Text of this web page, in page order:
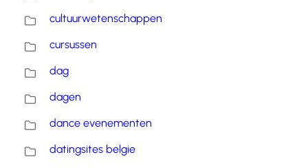
cultuurwetenschappen
cursussen
dag
dagen
dance evenementen
datingsites belgie